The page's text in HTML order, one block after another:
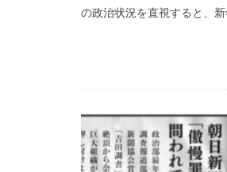
の政治状況を直視すると、